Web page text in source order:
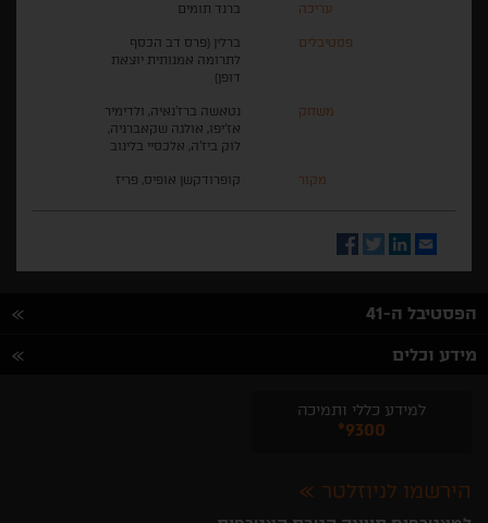
עריכה ברנד תומים
פסטיבלים
ברלין (פרס דב הכסף
לתרומה אמנותית יוצאת
דופן)
משחק
נטאשה ברז'נאיה, ולדימיר
אז'יפו, אולגה שקאברניה,
לוק ביז'ה, אלכסיי בלינוב
מקור קופרודקשן אופיס, פריז
Email
LinkedIn
Twitter
Facebook
הפסטיבל ה-41
מידע וכלים
למידע כללי ותמיכה
*9300
הירשמו לניוזלטר